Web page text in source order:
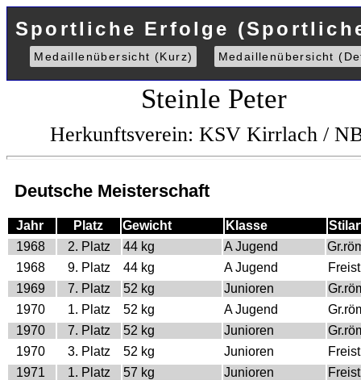
Sportliche Erfolge
Medaillenübersicht (Kurz) Medaillenübersicht
Steinle Peter
Herkunftsverein: KSV Kirrlach /
Deutsche Meisterschaft
Jahr Platz Gewicht Klasse
1968
2. Platz 44 kg A Jugend
1968
9. Platz 44 kg A Jugend
1969
7. Platz 52 kg Junioren
1970
1. Platz 52 kg A Jugend
1970
7. Platz 52 kg Junioren
1970
3. Platz 52 kg Junioren
1971
1. Platz 57 kg Junioren